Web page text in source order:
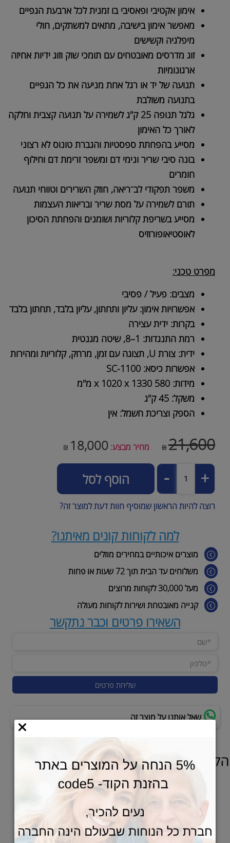
אימון אקטיבי ופאסיבי בו זמנית לכל ארבעת הגפיים
מאפשר אימון בישיבה, מתאים למשתקים, חולי
מיפלגיה וקשישים
זוג מדרסים מאובטחים עם תומכי שוק וזוג ידיות אחיזה
ארגונומיות
תנועה של יד או רגל אחת מניעה את כל הגפיים
בתנועה משולבת
גלגל תנופה 25 ק"ג לשמירה על תנועה קצבית וחלקה
לאורך כל האימון
מסייע בהפחתת ספסטיות והגברת טונוס לא רצוני
בונה סיבי שריר ונימי דם ומשפר זרימת דם וחילוף
חומרים
משפר תפקודי לב־ריאה, חוזק השרירים וטווחי תנועה
תורם לשמירה על מסת שריר ובריאות העצמות
מסייע בשריפת קלוריות ושומנים והפחתת הסיכון
לאוסטיאופורוזיס
מפרט טכני:
מצבים: פעיל / פסיבי
אפשרויות אימון: עליון ותחתון, עליון בלבד, תחתון בלבד
בקרות: ידית עצירה
רמת התנגדות: 1–8, שיטה מגנטית
ידית: צורת U, תצוגה עם זמן, מרחק, קלוריות ומהירות
אפשרות כיסא: SC-1100
מידות: 580 x 1020 x 1330 מ"מ
משקל: 45 ק"ג
הספק וצריכת חשמל: אין
₪ 21,600 מחיר מבצע: ₪ 18,000
הוסף לסל
רוצה להיות הראשון שמוסיף חוות דעת למוצר זה?
למה לקוחות קונים מאיתנו?
מוצרים איכותיים במחירים מוזלים
משלוחים עד הבית תוך 72 שעות או פחות
מעל 30,000 לקוחות מרוצים
קנייה מאובטחת ושירות לקוחות מעולה
השאירו פרטים וכבר נתקשר
שאל אותנו על מוצר זה
הלקוחות שלנו גם אהבו
מאמן אקטיבי פאסיבי APT1 HI-LO